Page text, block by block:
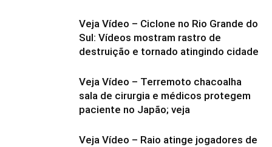
Veja Vídeo – Ciclone no Rio Grande do
Sul: Vídeos mostram rastro de
destruição e tornado atingindo cidade
Veja Vídeo – Terremoto chacoalha
sala de cirurgia e médicos protegem
paciente no Japão; veja
Veja Vídeo – Raio atinge jogadores de